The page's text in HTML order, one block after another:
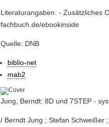
Literaturangaben. - Zusätzliches
fachbuch.de/ebookinside
Quelle: DNB
biblio-net
mab2
Jung, Berndt: 8D und 7STEP -
/ Berndt Jung ; Stefan Schweißer